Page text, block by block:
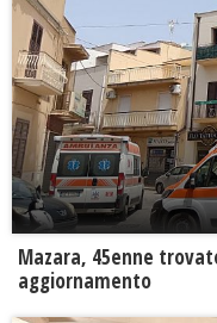
Mazara, 45enne
aggiornamento